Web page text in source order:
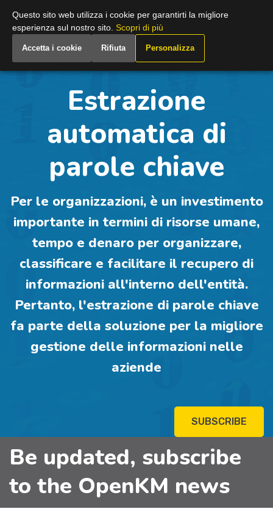
Italy
Estrazione
automatica di
parole chiave
Per le organizzazioni, è un investimento
importante in termini di risorse umane,
tempo e denaro per organizzare,
classificare e facilitare il recupero di
informazioni all'interno dell'entità.
Pertanto, l'estrazione di parole chiave
fa parte della soluzione per la migliore
gestione delle informazioni nelle
aziende
SUBSCRIBE
Be updated, subscribe
to the OpenKM news
Questo sito web utilizza i cookie per garantirti la migliore
esperienza sul nostro sito. Scopri di più
Accetta i cookie Rifiuta Personalizza